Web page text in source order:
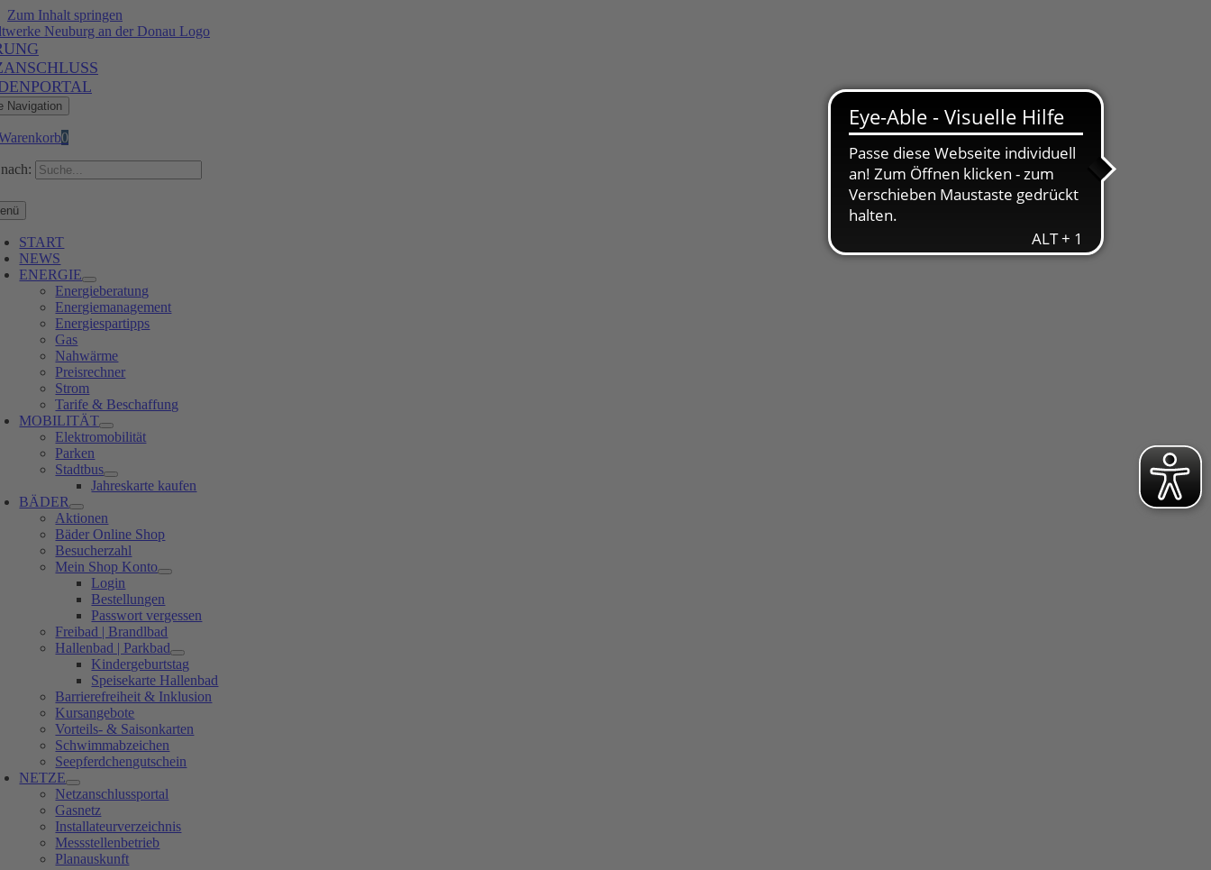
Zum Inhalt springen
Navigation
0
START
NEWS
ENERGIE
Energieberatung
Energiemanagement
Energiespartipps
Gas
Nahwärme
Preisrechner
Strom
Tarife & Beschaffung
MOBILITÄT
Elektromobilität
Parken
Stadtbus
Jahreskarte kaufen
BÄDER
Aktionen
Bäder Online Shop
Besucherzahl
Mein Shop Konto
Login
Bestellungen
Passwort vergessen
Freibad | Brandlbad
Hallenbad | Parkbad
Kindergeburtstag
Speisekarte Hallenbad
Barrierefreiheit & Inklusion
Kursangebote
Vorteils- & Saisonkarten
Schwimmabzeichen
Seepferdchengutschein
NETZE
Netzanschlussportal
Gasnetz
Installateurverzeichnis
Messstellenbetrieb
Planauskunft